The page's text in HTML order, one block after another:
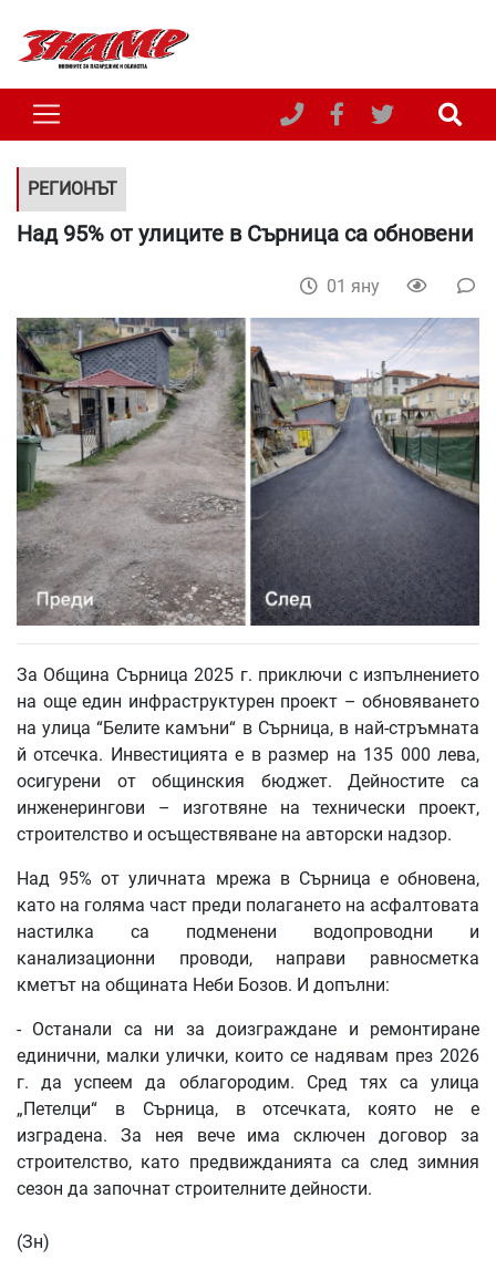
РЕГИОНЪТ
Над 95% от улиците в Сърница са обновени
01 яну
За Община Сърница 2025 г. приключи с изпълнението
на още един инфраструктурен проект – обновяването
на улица “Белите камъни“ в Сърница, в най-стръмната
й отсечка. Инвестицията е в размер на 135 000 лева,
осигурени от общинския бюджет. Дейностите са
инженерингови – изготвяне на технически проект,
строителство и осъществяване на авторски надзор.
Над 95% от уличната мрежа в Сърница е обновена,
като на голяма част преди полагането на асфалтовата
настилка са подменени водопроводни и
канализационни проводи, направи равносметка
кметът на общината Неби Бозов. И допълни:
- Останали са ни за доизграждане и ремонтиране
единични, малки улички, които се надявам през 2026
г. да успеем да облагородим. Сред тях са улица
„Петелци“ в Сърница, в отсечката, която не е
изградена. За нея вече има сключен договор за
строителство, като предвижданията са след зимния
сезон да започнат строителните дейности.
(Зн)